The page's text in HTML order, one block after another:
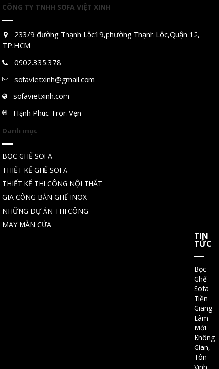
CÔNG TY TNHH SOFA VIỆT XINH
233/9 đường Thạnh Lộc19,phường Thạnh Lộc,Quận 12,
TP.HCM
0902.335.378
sofavietxinh@gmail.com
sofavietxinh.com
Hạnh Phúc Trọn Vẹn
Danh mục
BỌC GHẾ SOFA
THIẾT KẾ GHẾ SOFA
THIẾT KẾ THI CÔNG NỘI THẤT
GIA CÔNG BÀN GHẾ INOX
NHỮNG DỰ ÁN THI CÔNG
MAY MÀN CỬA
TIN
TỨC
Bọc
Ghế
Sofa
Tiền
Giang –
Làm
Mới
Không
Gian,
Tôn
Vinh